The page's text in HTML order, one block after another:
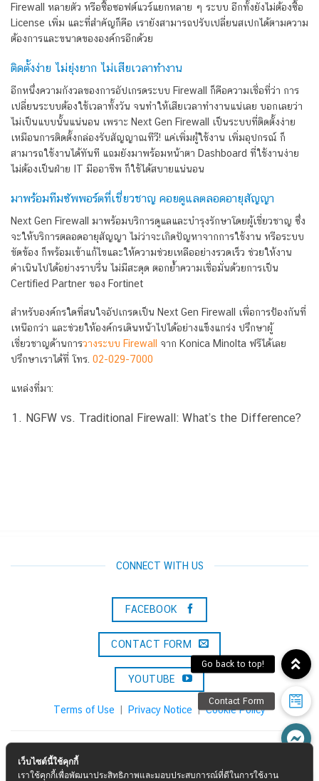
Firewall หลายตัว หรือซื้อซอฟต์แวร์แยกหลาย ๆ ระบบ อีกทั้งยังไม่ต้องซื้อ
License เพิ่ม และที่สำคัญก็คือ เรายังสามารถปรับเปลี่ยนสเปกได้ตามความ
ต้องการและขนาดขององค์กรอีกด้วย
ติดตั้งง่าย ไม่ยุ่งยาก ไม่เสียเวลาทำงาน
อีกหนึ่งความกังวลของการอัปเกรดระบบ Firewall ก็คือความเชื่อที่ว่า การ
เปลี่ยนระบบต้องใช้เวลาทั้งวัน จนทำให้เสียเวลาทำงานแน่เลย บอกเลยว่า
ไม่เป็นแบบนั้นแน่นอน เพราะ Next Gen Firewall เป็นระบบที่ติดตั้งง่าย
เหมือนการติดตั้งกล่องรับสัญญาณทีวี! แค่เพิ่มผู้ใช้งาน เพิ่มอุปกรณ์ ก็
สามารถใช้งานได้ทันที แถมยังมาพร้อมหน้าตา Dashboard ที่ใช้งานง่าย
ไม่ต้องเป็นฝ่าย IT มืออาชีพ ก็ใช้ได้สบายแน่นอน
มาพร้อมทีมซัพพอร์ตที่เชี่ยวชาญ คอยดูแลตลอดอายุสัญญา
Next Gen Firewall มาพร้อมบริการดูแลและบำรุงรักษาโดยผู้เชี่ยวชาญ ซึ่ง
จะให้บริการตลอดอายุสัญญา ไม่ว่าจะเกิดปัญหาจากการใช้งาน หรือระบบ
ขัดข้อง ก็พร้อมเข้าแก้ไขและให้ความช่วยเหลืออย่างรวดเร็ว ช่วยให้งาน
ดำเนินไปได้อย่างราบรื่น ไม่มีสะดุด ตอกย้ำความเชื่อมั่นด้วยการเป็น
Certified Partner ของ Fortinet
สำหรับองค์กรใดที่สนใจอัปเกรดเป็น Next Gen Firewall เพื่อการป้องกันที่
เหนือกว่า และช่วยให้องค์กรเดินหน้าไปได้อย่างแข็งแกร่ง ปรึกษาผู้
เชี่ยวชาญด้านการวางระบบ Firewall
จาก Konica Minolta ฟรีได้เลย
ปรึกษาเราได้ที่ โทร. 02-029-7000
แหล่งที่มา:
NGFW vs. Traditional Firewall: What’s the Difference?
CONNECT WITH US
FACEBOOK
CONTACT FORM
YOUTUBE
Terms of Use Privacy Notice |Cookie Policy
Call : 02-0297000
เว็บไซต์นี้ใช้คุกกี้
เราใช้คุกกี้เพื่อพัฒนาประสิทธิภาพและมอบประสบการณ์ที่ดีในการใช้งาน